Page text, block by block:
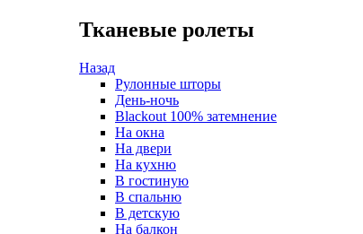
Тканевые ролеты
Назад
Рулонные шторы
День-ночь
Blackout 100% затемнение
На окна
На двери
На кухню
В гостиную
В спальню
В детскую
На балкон